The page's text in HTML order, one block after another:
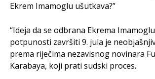
Ekrem Imamoglu ušutkava?”
“Ideja da se odbrana Ekrema
potpunosti završiti 9. jula je
prema riječima nezavisnog novinara
Karabaya, koji prati sudski proces.